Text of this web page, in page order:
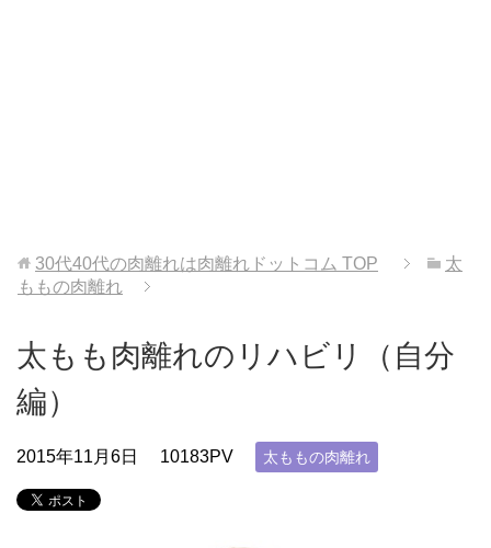
30代40代の肉離れは肉離れドットコム TOP
太
ももの肉離れ
太もも肉離れのリハビリ（自分
編）
2015年11月6日 10183PV 太ももの肉離れ